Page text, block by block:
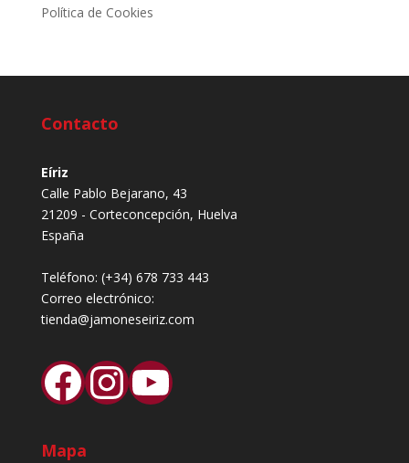
Política de Cookies
Contacto
Eíriz
Calle Pablo Bejarano, 43
21209 - Corteconcepción, Huelva
España
Teléfono: (+34) 678 733 443
Correo electrónico:
tienda@jamoneseiriz.com
Facebook
Instagram
YouTube
Mapa